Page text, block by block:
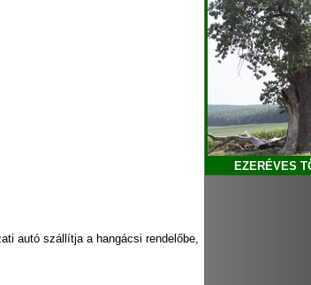
autó szállítja a hangácsi rendelőbe,
EZERÉVES